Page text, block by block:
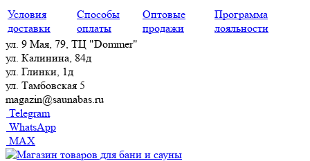
Условия
доставки
Способы
оплаты
Оптовые
продажи
Программа
лояльности
ул. 9 Мая, 79, ТЦ "Dommer"
ул. Калинина, 84д
ул. Глинки, 1д
ул. Тамбовская 5
magazin@saunabas.ru
Telegram
WhatsApp
MAX